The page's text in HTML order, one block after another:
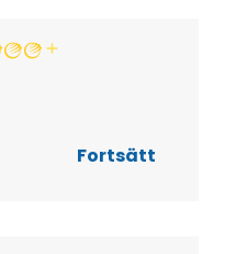
Fortsätt